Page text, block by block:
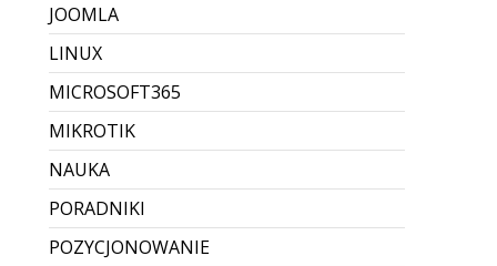
JOOMLA
LINUX
MICROSOFT365
MIKROTIK
NAUKA
PORADNIKI
POZYCJONOWANIE